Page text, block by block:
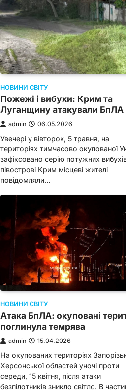
НОВИНИ СВІТУ
Пожежі і вибухи: Крим та
Луганщину атакували БпЛА
admin 06.05.2026
Увечері у вівторок, 5 травня, на
територіях тимчасово окупованої
зафіксовано серію потужних
півострові Крим місцеві жителі
повідомляли…
НОВИНИ СВІТУ
Атака БпЛА: окуповані
поглинула темрява
admin 15.04.2026
На окупованих територіях
Херсонської областей уночі проти
середи, 15 квітня, після атаки
безпілотників зникло світло. В